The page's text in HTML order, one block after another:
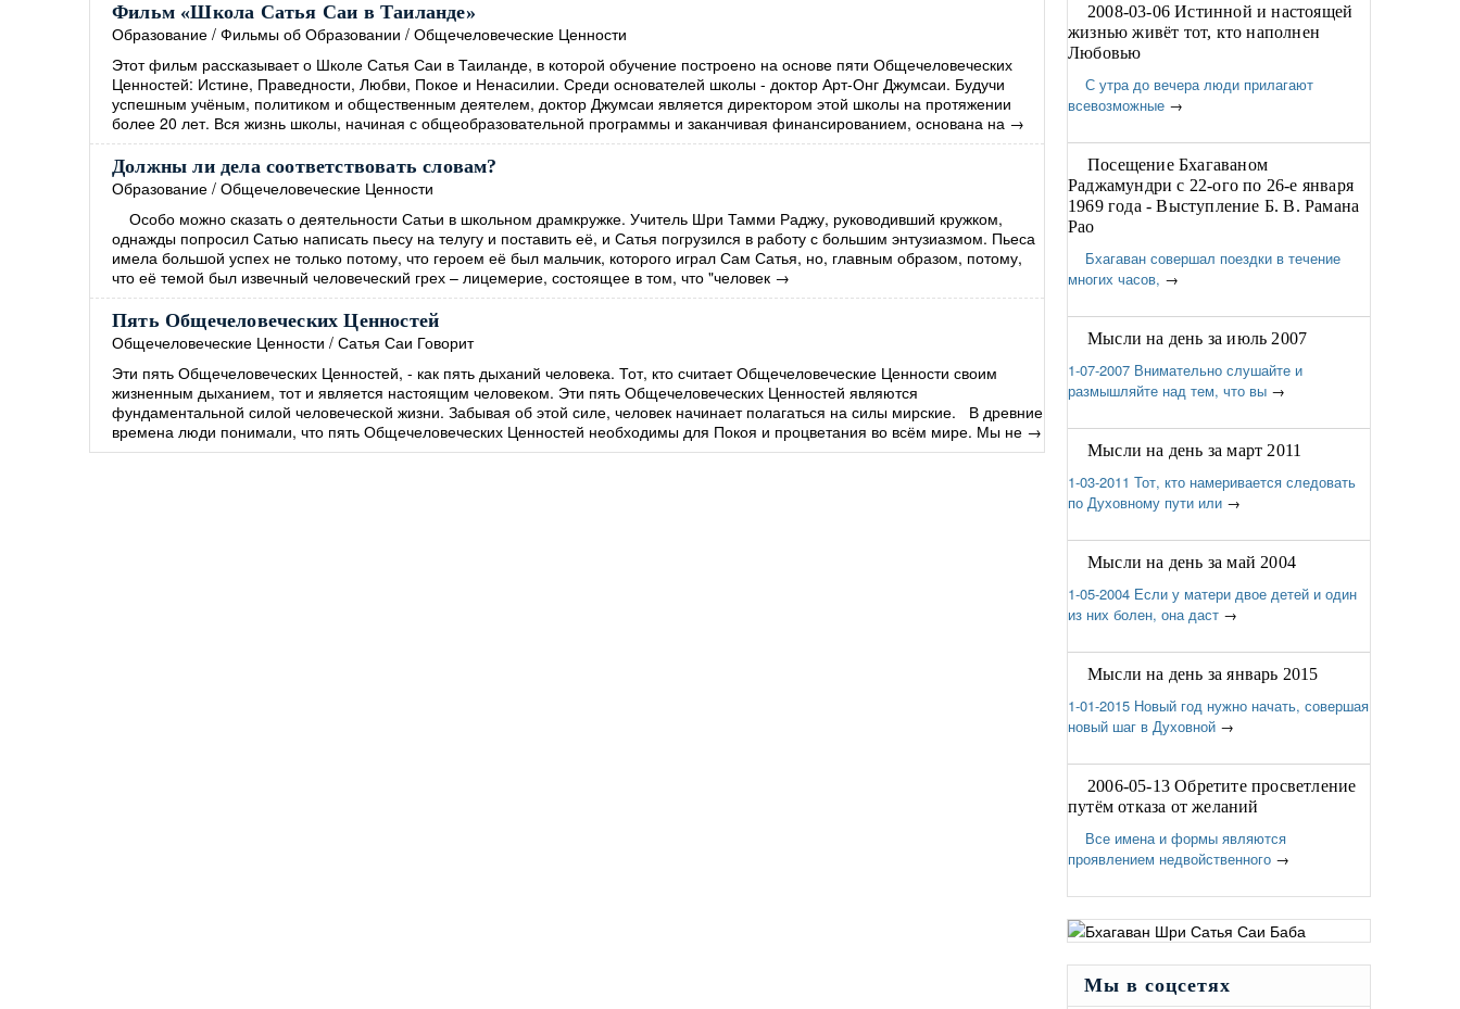
Фильм «Школа Сатья Саи в Таиланде»
Образование / Фильмы об Образовании / Общечеловеческие Ценности
Этот фильм рассказывает о Школе Сатья Саи в Таиланде, в которой обучение построено на основе пяти Общечеловеческих
Ценностей: Истине, Праведности, Любви, Покое и Ненасилии. Среди основателей школы - доктор Арт-Онг Джумсаи. Будучи
успешным учёным, политиком и общественным деятелем, доктор Джумсаи является директором этой школы на протяжении
более 20 лет. Вся жизнь школы, начиная с общеобразовательной программы и заканчивая финансированием, основана на →
Должны ли дела соответствовать словам?
Образование / Общечеловеческие Ценности
Особо можно сказать о деятельности Сатьи в школьном драмкружке. Учитель Шри Тамми Раджу, руководивший кружком,
однажды попросил Сатью написать пьесу на телугу и поставить её, и Сатья погрузился в работу с большим энтузиазмом. Пьеса
имела большой успех не только потому, что героем её был мальчик, которого играл Сам Сатья, но, главным образом, потому,
что её темой был извечный человеческий грех – лицемерие, состоящее в том, что "человек →
Пять Общечеловеческих Ценностей
Общечеловеческие Ценности / Сатья Саи Говорит
Эти пять Общечеловеческих Ценностей, - как пять дыханий человека. Тот, кто считает Общечеловеческие Ценности своим
жизненным дыханием, тот и является настоящим человеком. Эти пять Общечеловеческих Ценностей являются
фундаментальной силой человеческой жизни. Забывая об этой силе, человек начинает полагаться на силы мирские. В древние
времена люди понимали, что пять Общечеловеческих Ценностей необходимы для Покоя и процветания во всём мире. Мы не →
2008-03-06 Истинной и настоящей
жизнью живёт тот, кто наполнен
Любовью
С утра до вечера люди прилагают
всевозможные →
Посещение Бхагаваном
Раджамундри с 22-ого по 26-е января
1969 года - Выступление Б. В. Рамана
Рао
Бхагаван совершал поездки в течение
многих часов, →
Мысли на день за июль 2007
1-07-2007 Внимательно слушайте и
размышляйте над тем, что вы →
Мысли на день за март 2011
1-03-2011 Тот, кто намеривается следовать
по Духовному пути или →
Мысли на день за май 2004
1-05-2004 Если у матери двое детей и один
из них болен, она даст →
Мысли на день за январь 2015
1-01-2015 Новый год нужно начать, совершая
новый шаг в Духовной →
2006-05-13 Обретите просветление
путём отказа от желаний
Все имена и формы являются
проявлением недвойственного →
Мы в соцсетях